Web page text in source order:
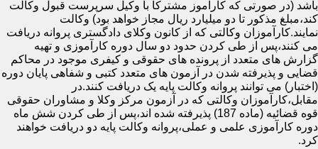
باشد (در صورتی که کارآموز مشترکاً با وکیل سرپرست قبول وکالت
کند،مبلغ مذکور تا دو میلیارد ریال مجاز خواهد بود) وکالت
نمایند.کارآموزان وکالتی که از کانون وکلای دادگستری پروانه دریافت
می کنند،پس از طی کردن حدود دو سال دوره کارآموزی و تهیه
گزارش های متعدد از پرونده های حقوقی و کیفری موجود در محاکم
قضایی و پذیرفته شدن در آزمون های متعدد کتبی و شفاهی پایان دوره
(اختبار) می توانند پروانه وکالت پایه یک دریافت کنند.در
مقابل،کارآموزان وکالتی که در آزمون مرکز وکلا و مشاوران حقوقی
قوه قضائیه (ماده 187) پذیرفته شده اند،پس از طی کردن شش ماه
دوره کارآموزی علمی و عملی،پروانه وکالت پایه دو دریافت خواهند
کرد.